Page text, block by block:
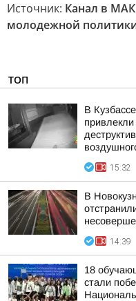
Источник: Канал в
молодежной
ТОП
В
привлекли
15:32
В
14:39
18
стали